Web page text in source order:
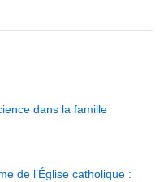
dans la famille
de l’Église catholique :